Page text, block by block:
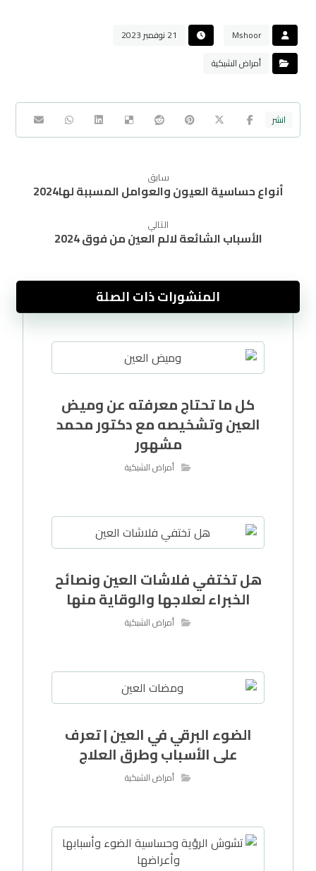
Mshoor
21 نوفمبر 2023
أمراض الشبكية
سابق
أنواع حساسية العيون والعوامل المسببة لها2024
التالي
الأسباب الشائعة لالم العين من فوق 2024
المنشورات ذات الصلة
كل ما تحتاج معرفته عن وميض
العين وتشخيصه مع دكتور محمد
مشهور
أمراض الشبكية
هل تختفي فلاشات العين ونصائح
الخبراء لعلاجها والوقاية منها
أمراض الشبكية
الضوء البرقي في العين | تعرف
على الأسباب وطرق العلاج
أمراض الشبكية